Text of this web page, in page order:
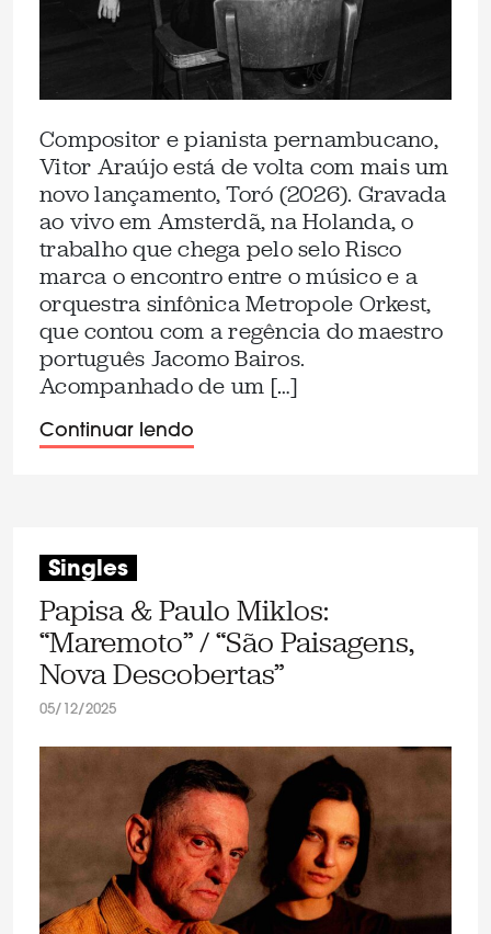
Compositor e pianista pernambucano,
Vitor Araújo está de volta com mais um
novo lançamento, Toró (2026). Gravada
ao vivo em Amsterdã, na Holanda, o
trabalho que chega pelo selo Risco
marca o encontro entre o músico e a
orquestra sinfônica Metropole Orkest,
que contou com a regência do maestro
português Jacomo Bairos.
Acompanhado de um […]
Continuar lendo
Singles
Papisa & Paulo Miklos:
“Maremoto” / “São Paisagens,
Nova Descobertas”
05/12/2025